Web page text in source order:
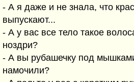
- А я даже и не знала, что
выпускают...
- А у вас все тело такое
ноздри?
- А вы рубашечку под
намочили?